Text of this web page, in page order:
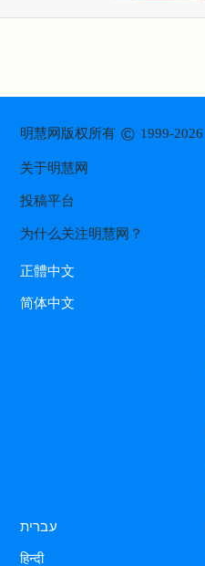
明慧网版权所有© 1999-2026
关于明慧网
投稿平台
为什么关注明慧网？
正體中文
简体中文
עברית
हिन्दी